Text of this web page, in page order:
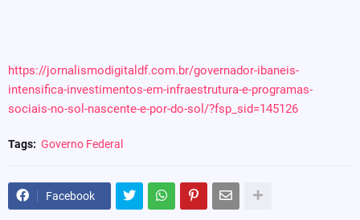
https://jornalismodigitaldf.com.br/governador-ibaneis-
intensifica-investimentos-em-infraestrutura-e-programas-
sociais-no-sol-nascente-e-por-do-sol/?fsp_sid=145126
Tags: Governo Federal
Facebook